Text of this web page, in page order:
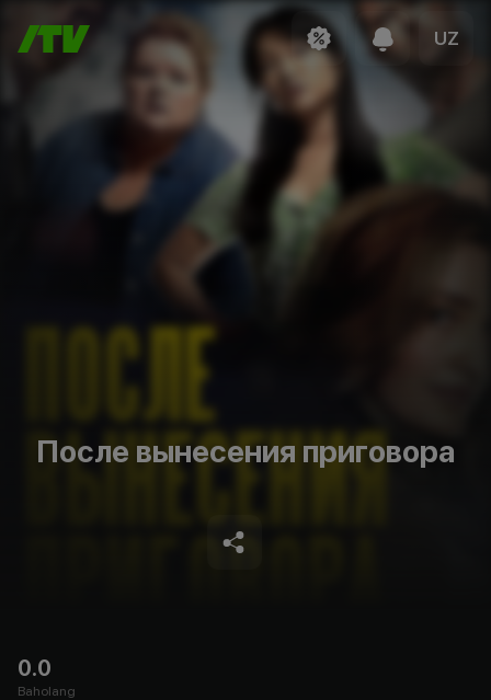
UZ
После вынесения приговора
0.0
Baholang